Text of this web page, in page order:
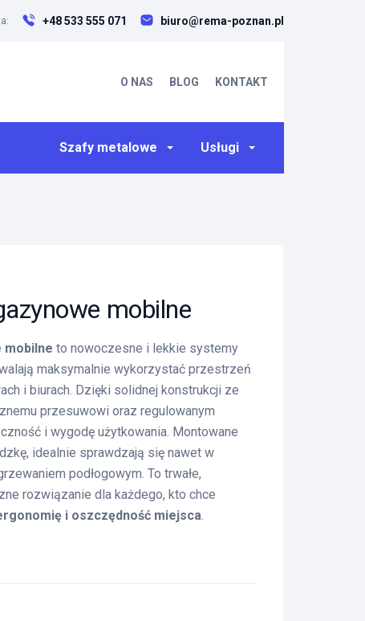
+48 533 555 071 biuro@rema-poznan.pl
O NAS BLOG KONTAKT
Szafy metalowe Usługi
mobilne
mobilne to nowoczesne i lekkie systemy
maksymalnie wykorzystać przestrzeń
i biurach. Dzięki solidnej konstrukcji ze
przesuwowi oraz regulowanym
i wygodę użytkowania. Montowane
idealnie sprawdzają się nawet w
podłogowym. To trwałe,
rozwiązanie dla każdego, kto chce
i oszczędność miejsca.